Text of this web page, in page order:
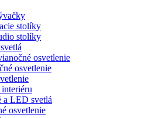
stolíky
stolíky
osvetlenie
osvetlenie
a LED svetlá
osvetlenie